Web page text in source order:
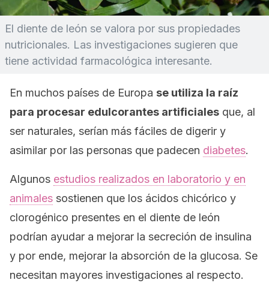
El diente de león se valora por sus propiedades
nutricionales. Las investigaciones sugieren que
tiene actividad farmacológica interesante.
En muchos países de Europa se utiliza la raíz
para procesar edulcorantes artificiales que, al
ser naturales, serían más fáciles de digerir y
asimilar por las personas que padecen diabetes.
Algunos estudios realizados en laboratorio y en
animales sostienen que los ácidos chicórico y
clorogénico presentes en el diente de león
podrían ayudar a mejorar la secreción de insulina
y por ende, mejorar la absorción de la glucosa. Se
necesitan mayores investigaciones al respecto.